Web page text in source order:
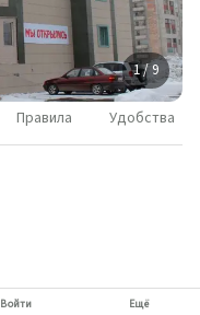
1 / 9
Правила Удобства
Войти Ещё